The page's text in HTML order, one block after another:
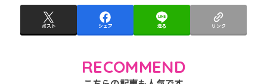
ポスト シェア 送る リンク
RECOMMEND